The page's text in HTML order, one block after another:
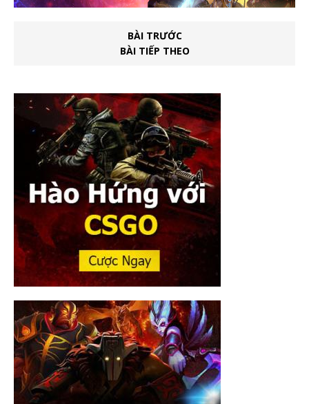
BÀI TRƯỚC
BÀI TIẾP THEO